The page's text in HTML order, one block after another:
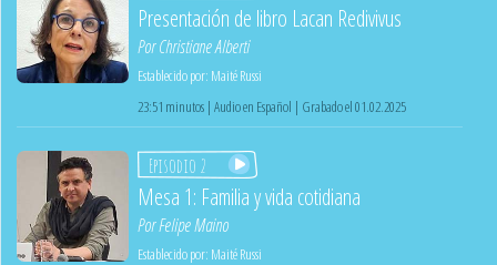
Presentación de libro Lacan Redivivus
PorChristiane Alberti
Establecido por: Maité Russi
23:51 minutos | Audio en Español | Grabado el 01.02.2025
Episodio 2
Mesa 1: Familia y vida cotidiana
PorFelipe Maino
Establecido por: Maité Russi